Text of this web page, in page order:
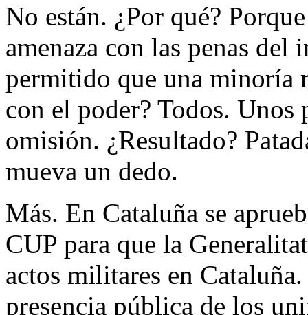
No están. ¿Por qué?
amenaza con las penas
permitido que una minoría
con el poder? Todos.
omisión. ¿Resultado?
mueva un dedo.
Más. En Cataluña se
CUP para que la
actos militares en
presencia pública de los